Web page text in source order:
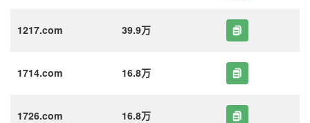
1217.com 39.9万
1714.com 16.8万
1726.com 16.8万